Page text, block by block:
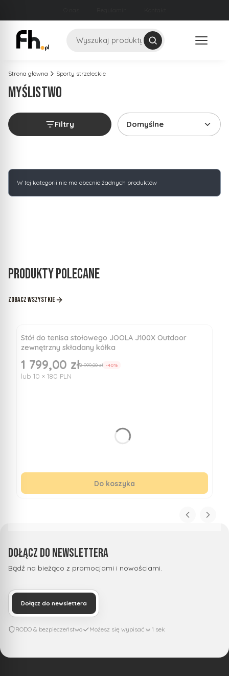
Szukaj
Strona główna Sporty strzeleckie
MYŚLISTWO
Filtry Domyślne
Lista produktów
W tej kategorii nie ma obecnie żadnych produktów
Produkty polecane
Zobacz wszystkie
Stół do tenisa stołowego JOOLA J100X Outdoor
zewnętrzny składany kółka
Cena promocyjna
1 799,00 zł2 999,00 zł -40%
lub 10 × 180 PLN
Do koszyka
Dołącz do newslettera
Bądź na bieżąco z promocjami i nowościami.
Dołącz do newslettera
RODO & bezpieczeństwo Możesz się wypisać w 1 sek